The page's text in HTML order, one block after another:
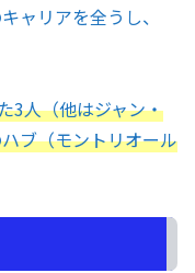
ャリアを全うし、
3人（他はジャン・
ブ（モントリオール